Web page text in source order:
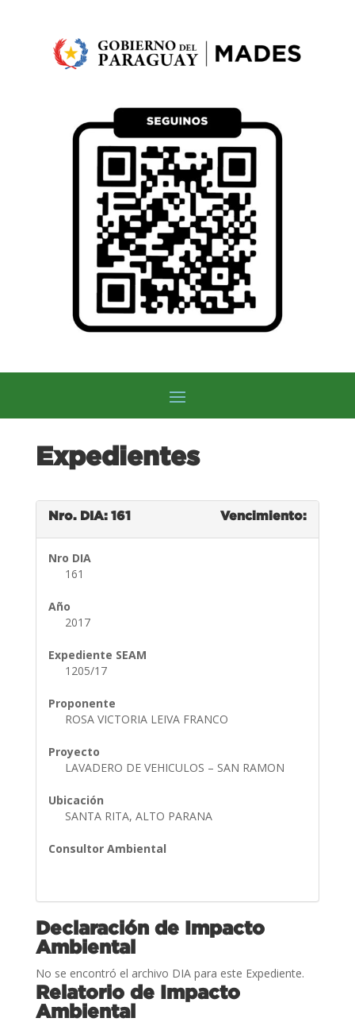
Expedientes
Nro. DIA: 161 Vencimiento:
Nro DIA
161
Año
2017
Expediente SEAM
1205/17
Proponente
ROSA VICTORIA LEIVA FRANCO
Proyecto
LAVADERO DE VEHICULOS – SAN RAMON
Ubicación
SANTA RITA, ALTO PARANA
Consultor Ambiental
Declaración de Impacto
Ambiental
No se encontró el archivo DIA para este Expediente.
Relatorio de Impacto
Ambiental